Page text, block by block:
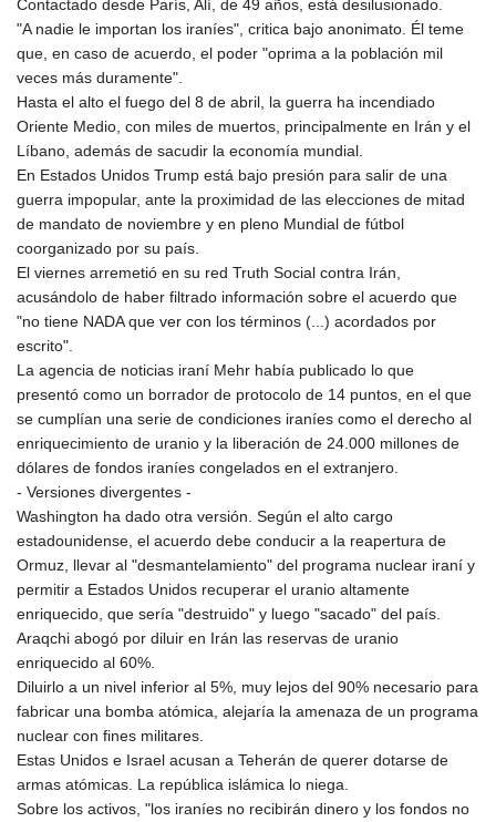
LTL 3.409986
LVL 0.69856
LYD 7.339597
MDL 20.03577
MGA
MKD 61.481068
MRU 46.240358
MVR 17.842347
NAD 18.917964
1572.381111
NOK 11.00856
OMR 0.444037
PAB 1.153176
PGK 5.170149
PHP 70.148769
Contactado desde París, Alí, de 49 años, está desilusionado.
"A nadie le importan los iraníes", critica bajo anonimato. Él teme
que, en caso de acuerdo, el poder "oprima a la población mil
veces más duramente".
Hasta el alto el fuego del 8 de abril, la guerra ha incendiado
Oriente Medio, con miles de muertos, principalmente en Irán y el
Líbano, además de sacudir la economía mundial.
En Estados Unidos Trump está bajo presión para salir de una
guerra impopular, ante la proximidad de las elecciones de mitad
de mandato de noviembre y en pleno Mundial de fútbol
coorganizado por su país.
El viernes arremetió en su red Truth Social contra Irán,
acusándolo de haber filtrado información sobre el acuerdo que
"no tiene NADA que ver con los términos (...) acordados por
escrito".
La agencia de noticias iraní Mehr había publicado lo que
presentó como un borrador de protocolo de 14 puntos, en el que
se cumplían una serie de condiciones iraníes como el derecho al
enriquecimiento de uranio y la liberación de 24.000 millones de
dólares de fondos iraníes congelados en el extranjero.
- Versiones divergentes -
Washington ha dado otra versión. Según el alto cargo
estadounidense, el acuerdo debe conducir a la reapertura de
Ormuz, llevar al "desmantelamiento" del programa nuclear iraní y
permitir a Estados Unidos recuperar el uranio altamente
enriquecido, que sería "destruido" y luego "sacado" del país.
Araqchi abogó por diluir en Irán las reservas de uranio
enriquecido al 60%.
Diluirlo a un nivel inferior al 5%, muy lejos del 90% necesario para
fabricar una bomba atómica, alejaría la amenaza de un programa
nuclear con fines militares.
Estas Unidos e Israel acusan a Teherán de querer dotarse de
armas atómicas. La república islámica lo niega.
Sobre los activos, "los iraníes no recibirán dinero y los fondos no